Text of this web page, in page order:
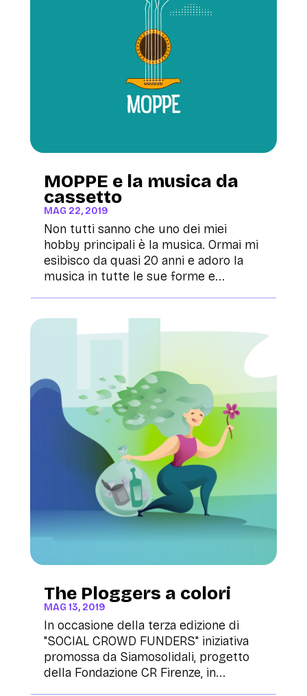
MOPPE e la musica da
cassetto
MAG 22, 2019
Non tutti sanno che uno dei miei
hobby principali è la musica. Ormai mi
esibisco da quasi 20 anni e adoro la
musica in tutte le sue forme e...
The Ploggers a colori
MAG 13, 2019
In occasione della terza edizione di
"SOCIAL CROWD FUNDERS" iniziativa
promossa da Siamosolidali, progetto
della Fondazione CR Firenze, in...